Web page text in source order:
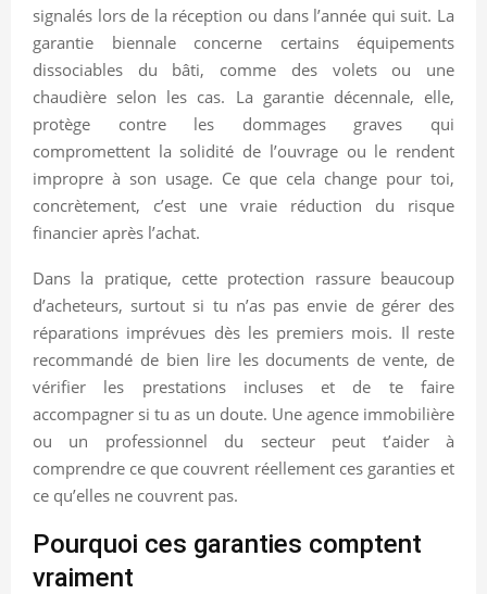
signalés lors de la réception ou dans l’année qui suit. La
garantie biennale concerne certains équipements
dissociables du bâti, comme des volets ou une
chaudière selon les cas. La garantie décennale, elle,
protège contre les dommages graves qui
compromettent la solidité de l’ouvrage ou le rendent
impropre à son usage. Ce que cela change pour toi,
concrètement, c’est une vraie réduction du risque
financier après l’achat.
Dans la pratique, cette protection rassure beaucoup
d’acheteurs, surtout si tu n’as pas envie de gérer des
réparations imprévues dès les premiers mois. Il reste
recommandé de bien lire les documents de vente, de
vérifier les prestations incluses et de te faire
accompagner si tu as un doute. Une agence immobilière
ou un professionnel du secteur peut t’aider à
comprendre ce que couvrent réellement ces garanties et
ce qu’elles ne couvrent pas.
Pourquoi ces garanties comptent
vraiment